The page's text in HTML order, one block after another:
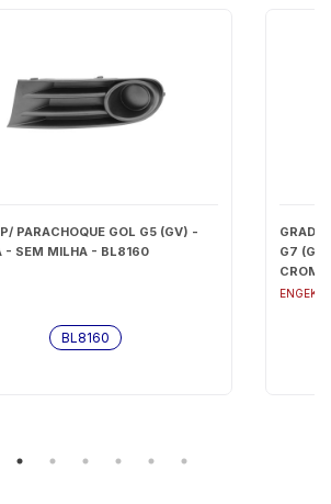
PARACHOQUE GOL G5 (GV) -
- SEM MILHA - BL8160
BL8160
GRADE
G7